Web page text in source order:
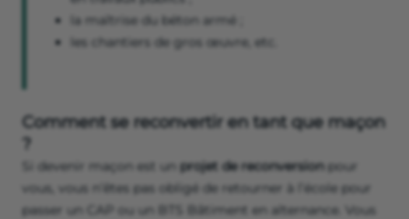
la maîtrise du béton armé ;
les chantiers de gros œuvre, etc.
Comment se reconvertir en tant que maçon
?
Si devenir maçon est un projet de reconversion pour
vous, vous n’êtes pas obligé de retourner à l’école pour
passer un CAP ou un BTS Bâtiment en alternance. Vous